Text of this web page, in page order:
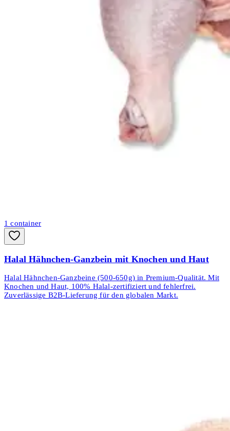
1container
Halal Hähnchen-Ganzbein mit Knochen und Haut
Halal Hähnchen-Ganzbeine (500-650g) in Premium-Qualität. Mit
Knochen und Haut, 100% Halal-zertifiziert und fehlerfrei.
Zuverlässige B2B-Lieferung für den globalen Markt.